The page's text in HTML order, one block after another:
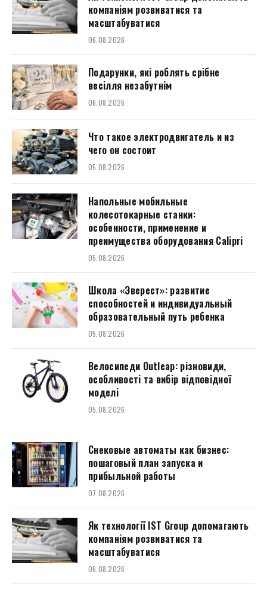
компаніям розвиватися та
масштабуватися
06.08.2026
Подарунки, які роблять срібне
весілля незабутнім
06.08.2026
Что такое электродвигатель и из
чего он состоит
05.08.2026
Напольные мобильные
колесотокарные станки:
особенности, применение и
преимущества оборудования Calipri
05.08.2026
Школа «Эверест»: развитие
способностей и индивидуальный
образовательный путь ребенка
05.08.2026
Велосипеди Outleap: різновиди,
особливості та вибір відповідної
моделі
05.08.2026
Снековые автоматы как бизнес:
пошаговый план запуска и
прибыльной работы
07.08.2026
Як технології IST Group допомагають
компаніям розвиватися та
масштабуватися
06.08.2026